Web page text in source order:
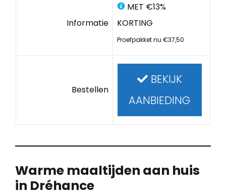
Informatie
MET €13%
KORTING
Proefpakket nu €37,50
Bestellen
BEKIJK
AANBIEDING
Warme maaltijden aan huis
in Dréhance